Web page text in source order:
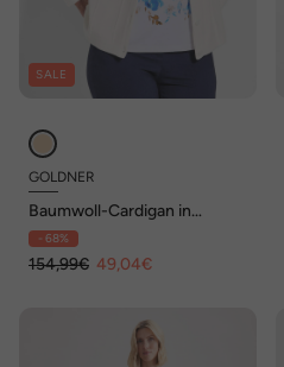
SALE
GOLDNER
Baumwoll-Cardigan in
Jeansoptik
- 68%
154,99€ 49,04€